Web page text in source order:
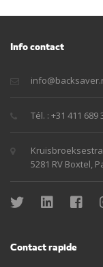
Info contact
Tél. : +31 411 689
5281 RV Boxtel,
Contact rapide